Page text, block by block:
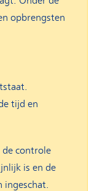
opbrengsten
tijd en
de controle
is en de
ingeschat.